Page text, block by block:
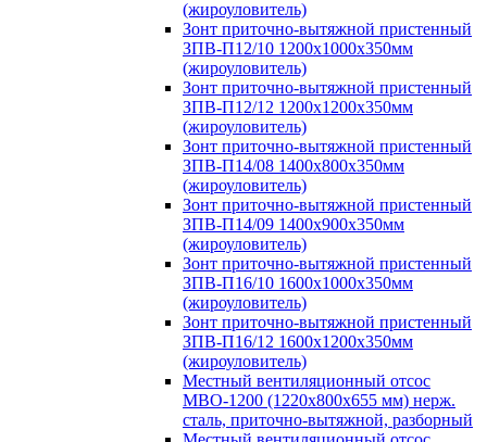
(жироуловитель)
Зонт приточно-вытяжной пристенный
ЗПВ-П12/10 1200х1000х350мм
(жироуловитель)
Зонт приточно-вытяжной пристенный
ЗПВ-П12/12 1200х1200х350мм
(жироуловитель)
Зонт приточно-вытяжной пристенный
ЗПВ-П14/08 1400х800х350мм
(жироуловитель)
Зонт приточно-вытяжной пристенный
ЗПВ-П14/09 1400х900х350мм
(жироуловитель)
Зонт приточно-вытяжной пристенный
ЗПВ-П16/10 1600х1000х350мм
(жироуловитель)
Зонт приточно-вытяжной пристенный
ЗПВ-П16/12 1600х1200х350мм
(жироуловитель)
Местный вентиляционный отсос
МВО-1200 (1220х800х655 мм) нерж.
сталь, приточно-вытяжной, разборный